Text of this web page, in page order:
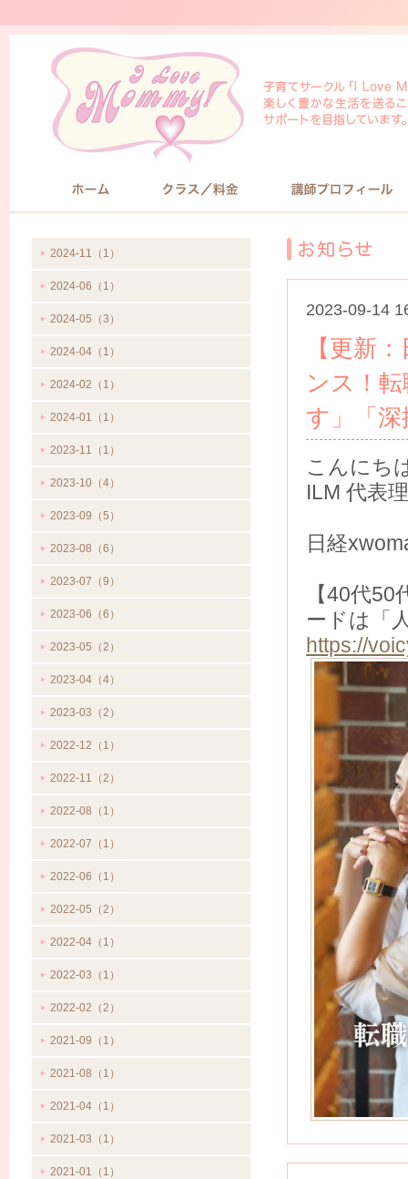
HOME クラス/料金 講師プロフィール
2023-09-14
【更新
ンス！
す」「深
こんにち
ILM 代表
日経
【40代
ードは「
https://
2024-11（1）
2024-06（1）
2024-05（3）
2024-04（1）
2024-02（1）
2024-01（1）
2023-11（1）
2023-10（4）
2023-09（5）
2023-08（6）
2023-07（9）
2023-06（6）
2023-05（2）
2023-04（4）
2023-03（2）
2022-12（1）
2022-11（2）
2022-08（1）
2022-07（1）
2022-06（1）
2022-05（2）
2022-04（1）
2022-03（1）
2022-02（2）
2021-09（1）
2021-08（1）
2021-04（1）
2021-03（1）
2021-01（1）